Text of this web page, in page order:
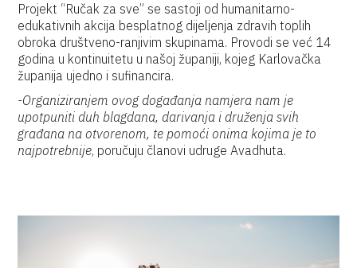
Projekt “Ručak za sve” se sastoji od humanitarno-
edukativnih akcija besplatnog dijeljenja zdravih toplih
obroka društveno-ranjivim skupinama. Provodi se već 14
godina u kontinuitetu u našoj županiji, kojeg Karlovačka
županija ujedno i sufinancira.
-Organiziranjem ovog događanja namjera nam je
upotpuniti duh blagdana, darivanja i druženja svih
građana na otvorenom, te pomoći onima kojima je to
najpotrebnije, poručuju članovi udruge Avadhuta.